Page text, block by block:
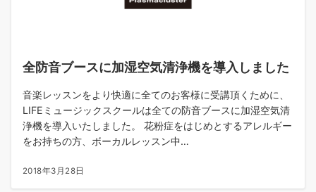
全防音ブースに加湿空気清浄機を導入しました
音楽レッスンをより快適に全てのお客様に受講頂くために、
LIFEミュージックスクールは全ての防音ブースに加湿空気清
浄機を導入いたしました。 花粉症をはじめとするアレルギー
をお持ちの方、ボーカルレッスン中…
2018年3月28日